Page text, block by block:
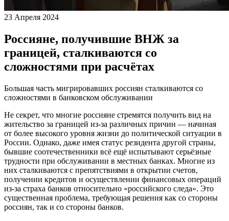
23 Апреля 2024
Россияне, получившие ВНЖ за
границей, сталкиваются со
сложностями при расчётах
Большая часть мигрировавших россиян сталкиваются со
сложностями в банковском обслуживании
Не секрет, что многие россияне стремятся получить вид на
жительство за границей из-за различных причин — начиная
от более высокого уровня жизни до политической ситуации в
России. Однако, даже имея статус резидента другой страны,
бывшие соотечественники всё ещё испытывают серьёзные
трудности при обслуживании в местных банках. Многие из
них сталкиваются с препятствиями в открытии счетов,
получении кредитов и осуществлении финансовых операций
из-за страха банков относительно «российского следа». Это
существенная проблема, требующая решения как со стороны
россиян, так и со стороны банков.